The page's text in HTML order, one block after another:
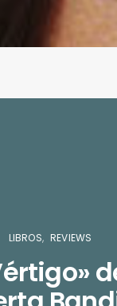
LIBROS REVIEWS